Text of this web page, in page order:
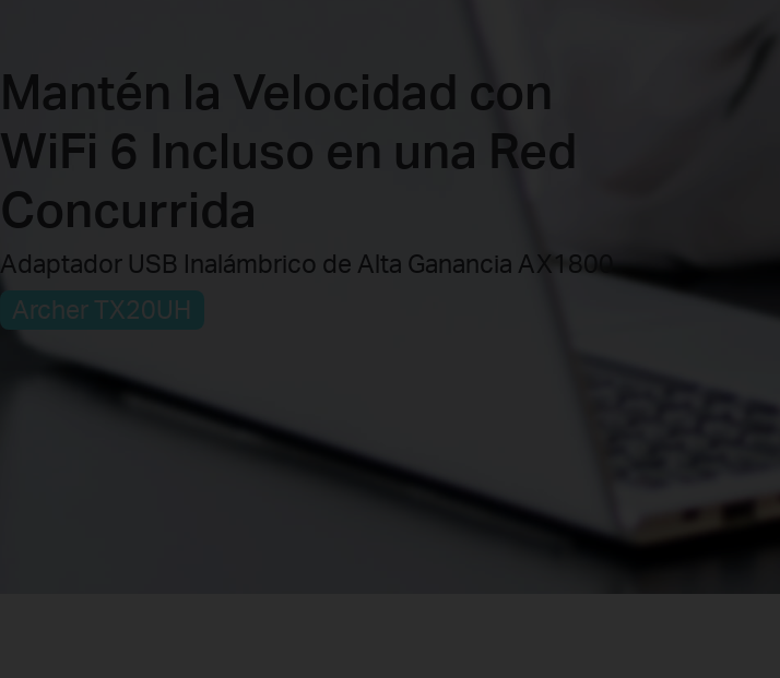
Mantén la Velocidad con
WiFi 6 Incluso en una Red
Concurrida
Adaptador USB Inalámbrico de Alta Ganancia AX1800
Archer TX20UH